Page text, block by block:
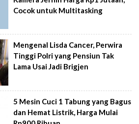
Cocok untuk Multitasking
Mengenal Lisda Cancer, Perwira
Tinggi Polri yang Pensiun Tak
Lama Usai Jadi Brigjen
5 Mesin Cuci 1 Tabung yang Bagus
dan Hemat Listrik, Harga Mulai